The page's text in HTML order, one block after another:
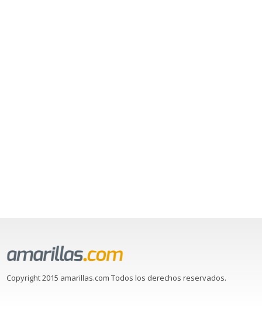
Copyright 2015 amarillas.com Todos los derechos reservados.